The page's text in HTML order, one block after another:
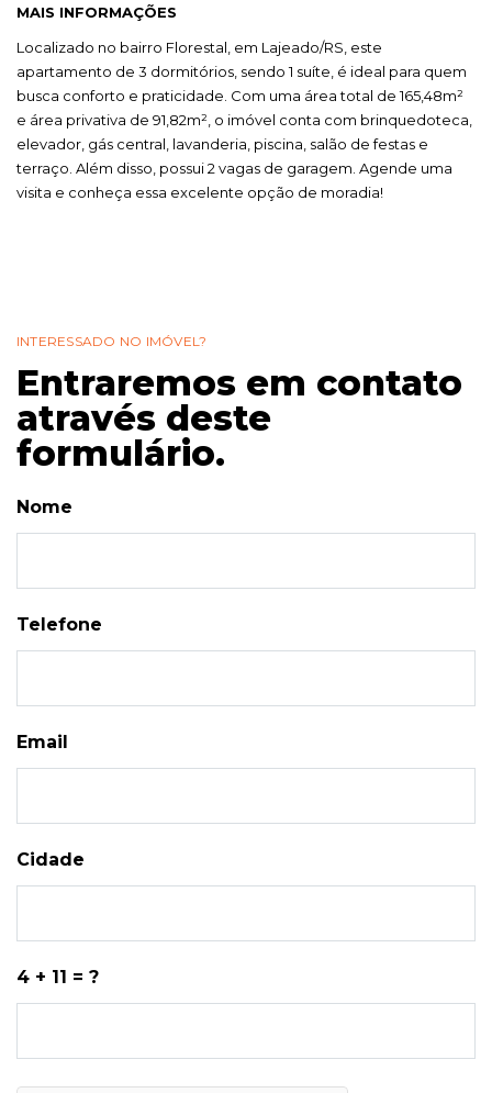
MAIS INFORMAÇÕES
Localizado no bairro Florestal, em Lajeado/RS, este
apartamento de 3 dormitórios, sendo 1 suíte, é ideal para quem
busca conforto e praticidade. Com uma área total de 165,48m²
e área privativa de 91,82m², o imóvel conta com brinquedoteca,
elevador, gás central, lavanderia, piscina, salão de festas e
terraço. Além disso, possui 2 vagas de garagem. Agende uma
visita e conheça essa excelente opção de moradia!
INTERESSADO NO IMÓVEL?
Entraremos em contato
através deste
formulário.
Nome
Telefone
Email
Cidade
4 + 11 = ?